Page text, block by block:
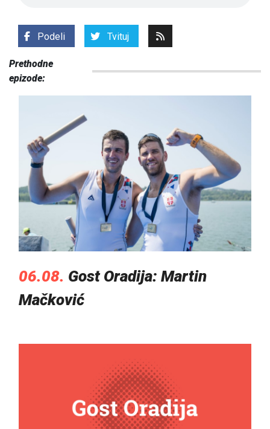
Podeli Tvituj
Prethodne
epizode:
06.08. Gost Oradija: Martin
Mačković